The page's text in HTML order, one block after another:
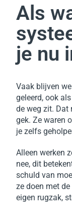
Als
je nu
Vaak blijven
geleerd, ook
de weg zit. Dat
gek. Ze waren
je zelfs
Alleen werken
nee, dit
schuld van
ze doen met
eigen rugzak,